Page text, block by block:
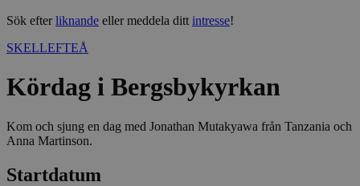
Sök efterliknande eller meddela ditt intresse!
SKELLEFTEÅ
Kördag i Bergsbykyrkan
Kom och sjung en dag med Jonathan Mutakyawa från Tanzania och
Anna Martinson.
Startdatum